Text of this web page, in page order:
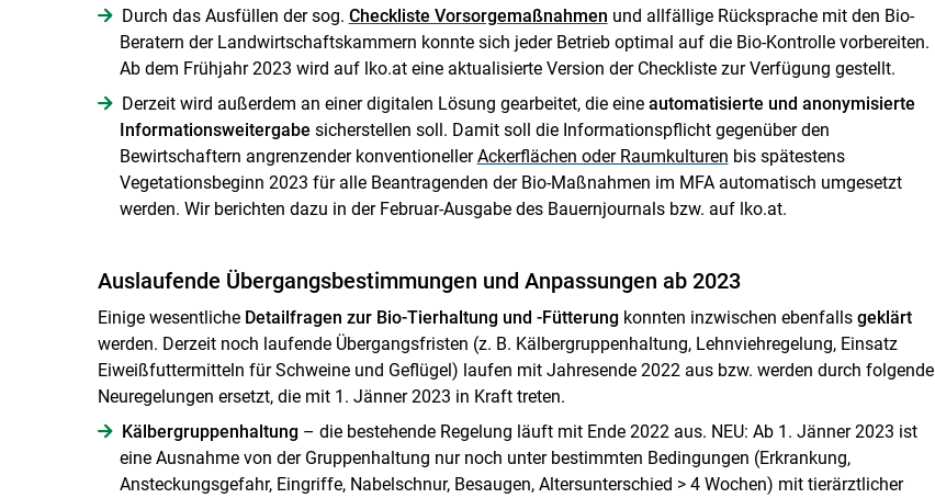
Durch das Ausfüllen der sog. Checkliste Vorsorgemaßnahmen und allfällige Rücksprache mit den Bio-
Beratern der Landwirtschaftskammern konnte sich jeder Betrieb optimal auf die Bio-Kontrolle vorbereiten.
Ab dem Frühjahr 2023 wird auf lko.at eine aktualisierte Version der Checkliste zur Verfügung gestellt.
Derzeit wird außerdem an einer digitalen Lösung gearbeitet, die eine automatisierte und anonymisierte
Informationsweitergabe sicherstellen soll. Damit soll die Informationspflicht gegenüber den
Bewirtschaftern angrenzender konventionellerAckerflächen oder Raumkulturen bis spätestens
Vegetationsbeginn 2023 für alle Beantragenden der Bio-Maßnahmen im MFA automatisch umgesetzt
werden. Wir berichten dazu in der Februar-Ausgabe des Bauernjournals bzw. auf lko.at.
Auslaufende Übergangsbestimmungen und Anpassungen ab 2023
Einige wesentlicheDetailfragen zur Bio-Tierhaltung und -Fütterungkonnten inzwischen ebenfalls geklärt
werden. Derzeit noch laufende Übergangsfristen (z. B. Kälbergruppenhaltung, Lehnviehregelung, Einsatz
Eiweißfuttermitteln für Schweine und Geflügel) laufen mit Jahresende 2022 aus bzw. werden durch folgende
Neuregelungen ersetzt, die mit 1. Jänner 2023 in Kraft treten.
Kälbergruppenhaltung– die bestehende Regelung läuft mit Ende 2022 aus. NEU: Ab 1. Jänner 2023 ist
eine Ausnahme von der Gruppenhaltung nur noch unter bestimmten Bedingungen (Erkrankung,
Ansteckungsgefahr, Eingriffe, Nabelschnur, Besaugen, Altersunterschied > 4 Wochen) mit tierärztlicher